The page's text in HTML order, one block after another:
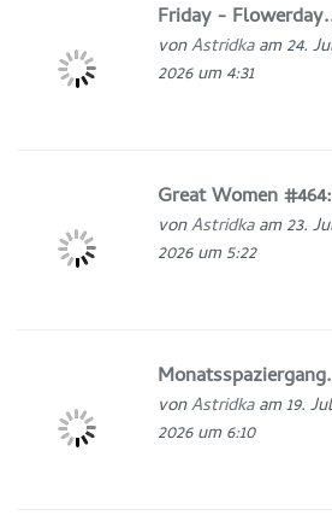
Friday -
vonAstridkaam 24.
2026 um 4:31
Great Women
vonAstridkaam 23.
2026 um 5:22
vonAstridkaam 19.
2026 um 6:10